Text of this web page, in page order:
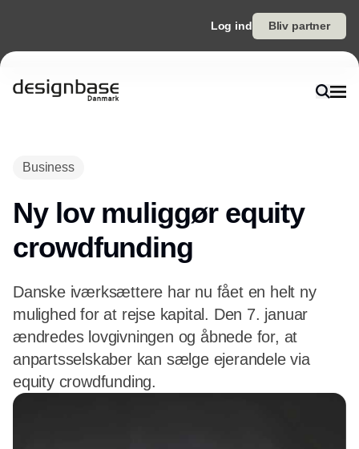
Log ind Bliv partner
Business
Ny lov muliggør equity
crowdfunding
Danske iværksættere har nu fået en helt ny
mulighed for at rejse kapital. Den 7. januar
ændredes lovgivningen og åbnede for, at
anpartsselskaber kan sælge ejerandele via
equity crowdfunding.